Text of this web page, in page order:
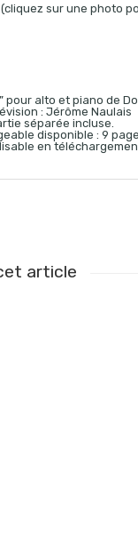
(cliquez sur une photo
pour alto et piano de
: Jérôme Naulais
séparée incluse.
disponible : 9
en
article